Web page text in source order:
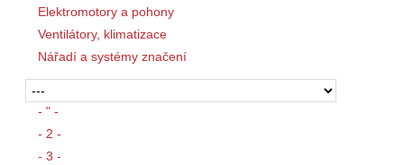
Elektromotory a pohony
Ventilátory, klimatizace
Nářadí a systémy značení
- " -
- 2 -
- 3 -